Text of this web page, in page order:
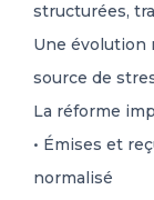
structurées,
Une évolution
source de
La réforme
• Émises et
normalisé